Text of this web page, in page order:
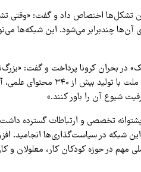
تشکل‌ها اختصاص داد و گفت: «وقتی
آن‌ها چندبرابر می‌شود. این شبکه‌ها
در بحران کرونا پرداخت و گفت:
بحران کرونا شکستن دیوار بی‌اعتمادی
شیوع آن را باور کنند.»
تخصصی و ارتباطات گسترده
در حوزه کودکان کار، معلولان و